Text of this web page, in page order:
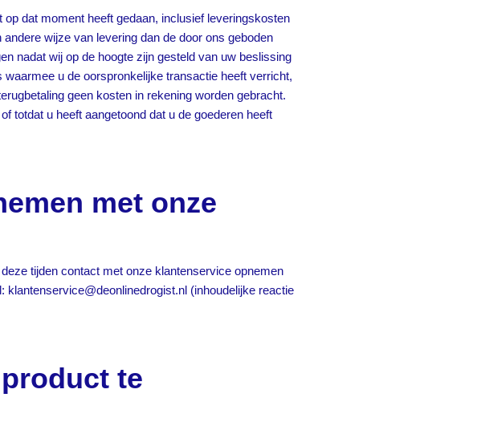
dat moment heeft gedaan, inclusief leveringskosten
wijze van levering dan de door ons geboden
nadat wij op de hoogte zijn gesteld van uw beslissing
u de oorspronkelijke transactie heeft verricht,
geen kosten in rekening worden gebracht.
totdat u heeft aangetoond dat u de goederen heeft
met onze
tijden contact met onze klantenservice opnemen
klantenservice@deonlinedrogist.nl (inhoudelijke reactie
te